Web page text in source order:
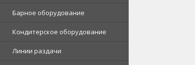
Барное оборудование
Кондитерское оборудование
Линии раздачи